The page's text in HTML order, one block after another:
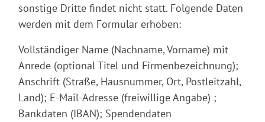
sonstige Dritte findet nicht statt. Folgende Daten
werden mit dem Formular erhoben:
Vollständiger Name (Nachname, Vorname) mit
Anrede (optional Titel und Firmenbezeichnung);
Anschrift (Straße, Hausnummer, Ort, Postleitzahl,
Land); E-Mail-Adresse (freiwillige Angabe) ;
Bankdaten (IBAN); Spendendaten